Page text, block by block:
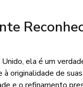
ela é um
originalidade de